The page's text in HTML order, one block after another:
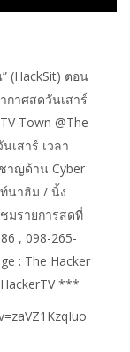
(HackSit) ตอน
กาศสดวันเสาร์
Town @The
เสาร์ เวลา
าญด้าน Cyber
นาฮิม / นิ้ง
มรายการสดที่
, 098-265-
: The Hacker
***